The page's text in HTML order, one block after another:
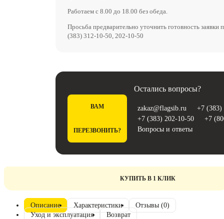
Работаем с 8.00 до 18.00 без обеда.
Просьба предварительно уточнить готовность заявки
(383) 312-10-50, 202-10-50
Остались вопросы?
ВАМ
ПЕРЕЗВОНИТЬ?
zakaz@flagsib.ru
+7 (383)
+7 (383) 202-10-50
+7
Вопросы и ответы
КУПИТЬ В 1 КЛИК
Описание Характеристики
Отзывы (0)
Уход и эксплуатация
Возврат